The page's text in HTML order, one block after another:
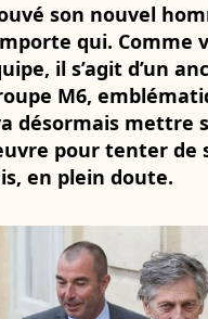
son nouvel
qui. Comme
il s’agit d’un
M6,
désormais mettre
pour tenter de
en plein doute.